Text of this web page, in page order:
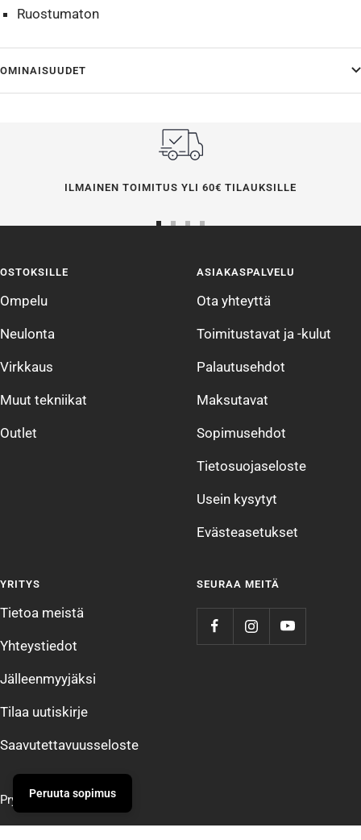
Ruostumaton
OMINAISUUDET
ILMAINEN TOIMITUS YLI 60€ TILAUKSILLE
4
OSTOKSILLE
Ompelu
Neulonta
Virkkaus
Muut tekniikat
Outlet
ASIAKASPALVELU
Ota yhteyttä
Toimitustavat ja -kulut
Palautusehdot
Maksutavat
Sopimusehdot
Tietosuojaseloste
Usein kysytyt
Evästeasetukset
YRITYS
Tietoa meistä
Yhteystiedot
Jälleenmyyjäksi
Tilaa uutiskirje
Saavutettavuusseloste
SEURAA MEITÄ
Prym Peruuta sopimus